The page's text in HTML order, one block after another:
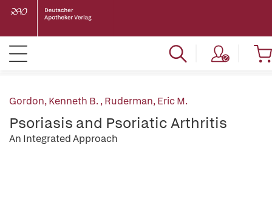
Gordon, Kenneth B.,Ruderman, Eric M.
Psoriasis and Psoriatic Arthritis
An Integrated Approach